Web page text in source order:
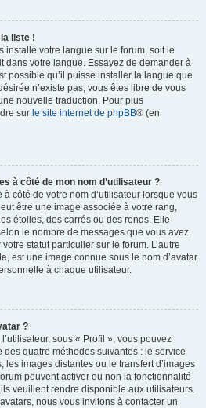
liste !
installé votre langue sur le forum, soit le
dans votre langue. Essayez de demander à
possible qu’il puisse installer la langue que
n’existe pas, vous êtes libre de vous
nouvelle traduction. Pour plus
sur le site internet de phpBB® (en
à côté de mon nom d’utilisateur ?
côté de votre nom d’utilisateur lorsque vous
être une image associée à votre rang,
étoiles, des carrés ou des ronds. Elle
le nombre de messages que vous avez
statut particulier sur le forum. L’autre
est une image connue sous le nom d’avatar
à chaque utilisateur.
?
sous « Profil », vous pouvez
quatre méthodes suivantes : le service
les images distantes ou le transfert d’images
peuvent activer ou non la fonctionnalité
veuillent rendre disponible aux utilisateurs.
nous vous invitons à contacter un